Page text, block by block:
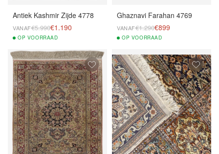
Antiek Kashmir Zijde 4778
VANAF€5.990€1.190
OP VOORRAAD
Ghaznavi Farahan 4769
VANAF€1.290€899
OP VOORRAAD